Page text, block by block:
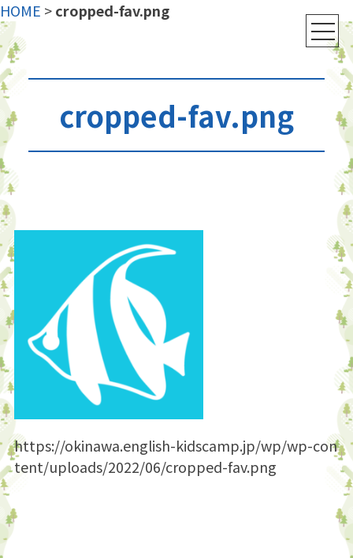
HOME >cropped-fav.png
cropped-fav.png
https://okinawa.english-kidscamp.jp/wp/wp-con
tent/uploads/2022/06/cropped-fav.png